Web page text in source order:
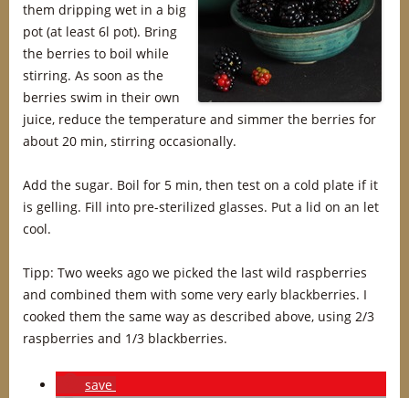
them dripping wet in a big
pot (at least 6l pot). Bring
the berries to boil while
stirring. As soon as the
berries swim in their own
juice, reduce the temperature and simmer the berries for
about 20 min, stirring occasionally.
Add the sugar. Boil for 5 min, then test on a cold plate if it
is gelling. Fill into pre-sterilized glasses. Put a lid on an let
cool.
Tipp: Two weeks ago we picked the last wild raspberries
and combined them with some very early blackberries. I
cooked them the same way as described above, using 2/3
raspberries and 1/3 blackberries.
save